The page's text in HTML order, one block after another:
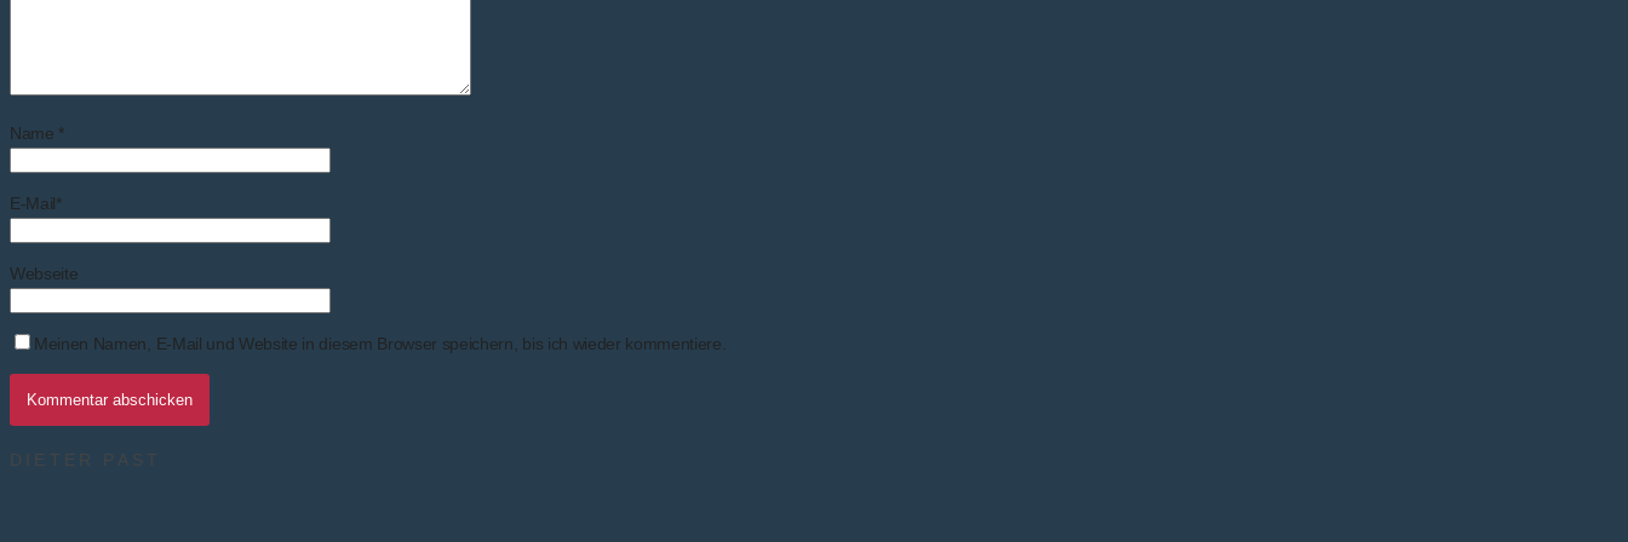
Name *
E-Mail*
Webseite
Meinen Namen, E-Mail und Website in diesem Browser speichern, bis ich wieder kommentiere.
DIETER PAST